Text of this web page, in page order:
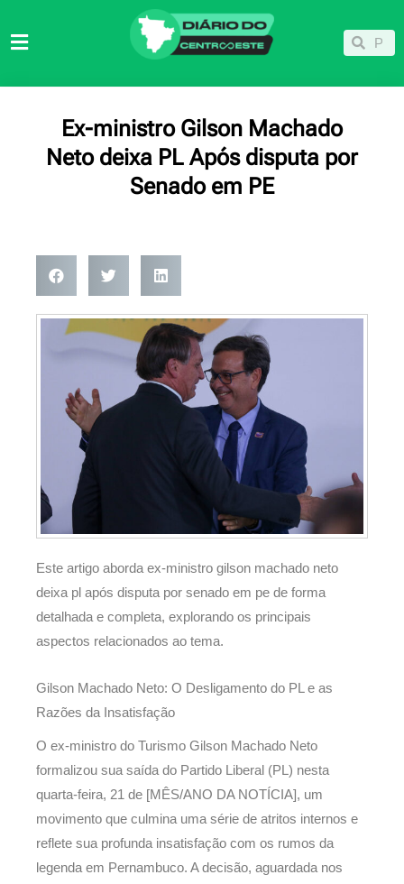
para
Pesquisar
Ex-ministro Gilson Machado
Neto deixa PL Após disputa por
Senado em PE
Este artigo aborda ex-ministro gilson machado neto
deixa pl após disputa por senado em pe de forma
detalhada e completa, explorando os principais
aspectos relacionados ao tema.
Gilson Machado Neto: O Desligamento do PL e as
Razões da Insatisfação
O ex-ministro do Turismo Gilson Machado Neto
formalizou sua saída do Partido Liberal (PL) nesta
quarta-feira, 21 de [MÊS/ANO DA NOTÍCIA], um
movimento que culmina uma série de atritos internos e
reflete sua profunda insatisfação com os rumos da
legenda em Pernambuco. A decisão, aguardada nos